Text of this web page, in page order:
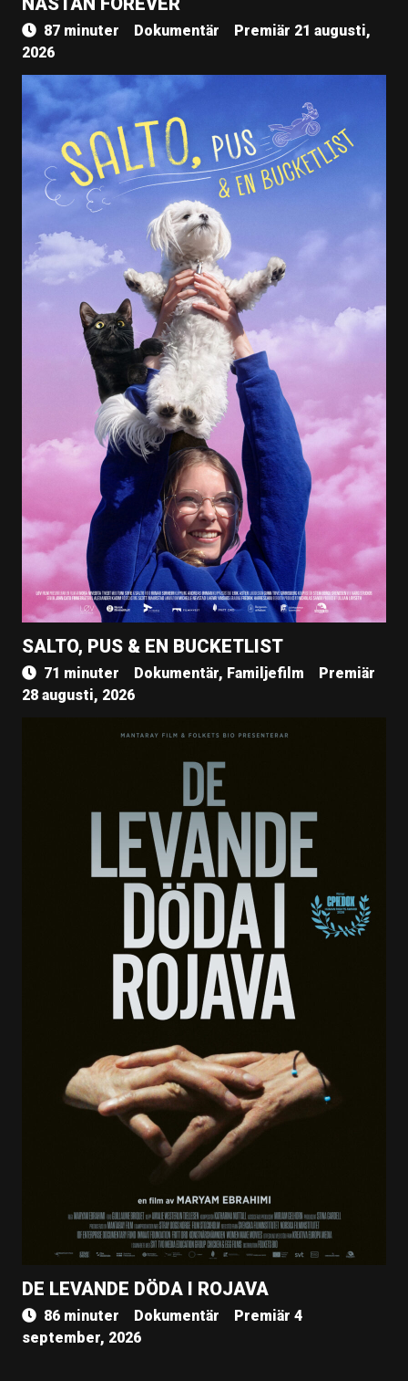
87 minuter Dokumentär
Premiär 21 augusti,
2026
SALTO, PUS & EN BUCKETLIST
71 minuter Dokumentär, Familjefilm
Premiär
28 augusti, 2026
DE LEVANDE DÖDA I ROJAVA
86 minuter Dokumentär
Premiär 4
september, 2026